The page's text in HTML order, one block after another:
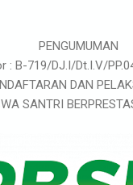
PENGUMUMAN
: B-719/DJ.I/Dt.I.V/
DAN
SANTRI